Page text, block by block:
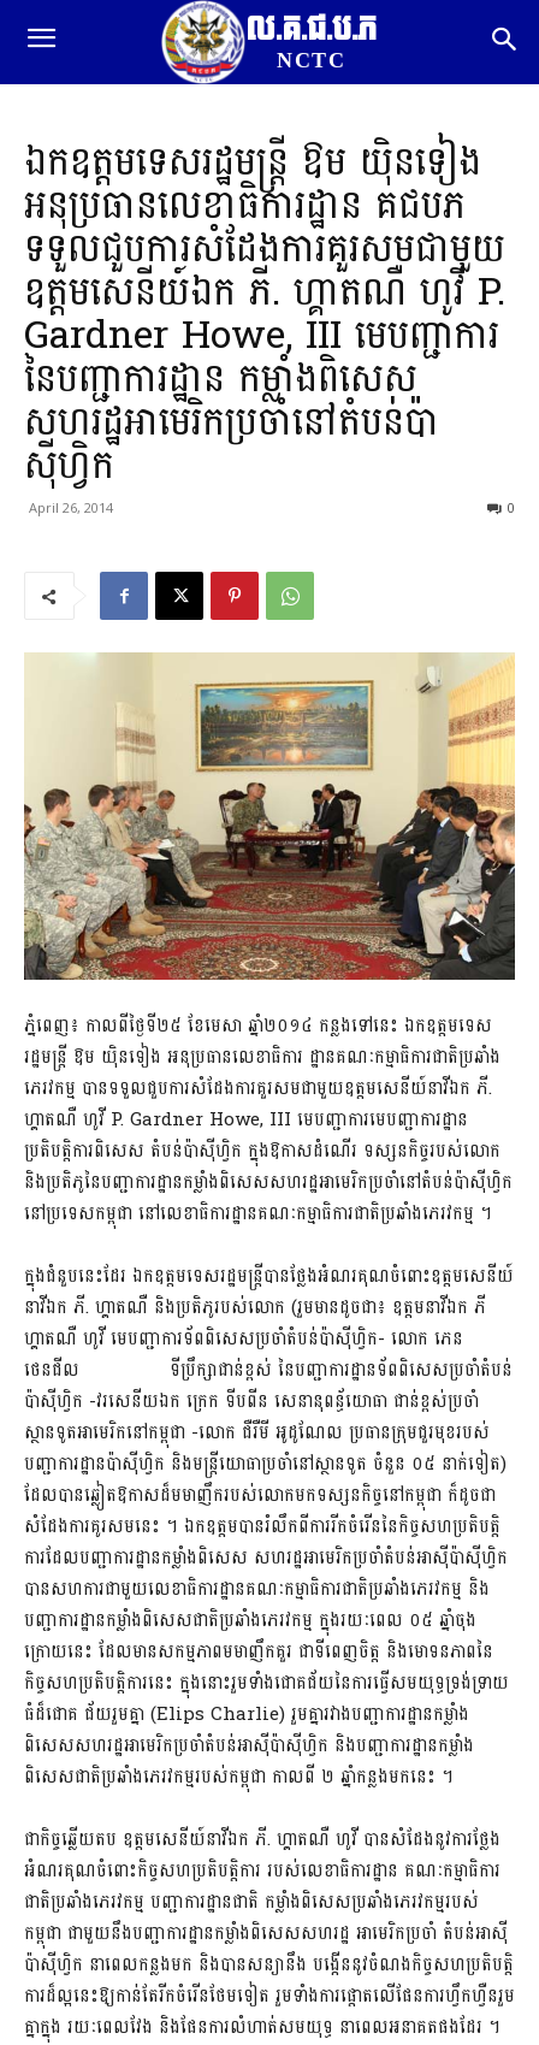
ល.គ.ជ.ប.ភ
NCTC
ឯកឧត្តមទេសរដ្ឋមន្រ្តី ឱម យ៉ិនទៀង
អនុប្រធានលេខាធិការដ្ឋាន គជបភ
ទទួលជួបការសំដែងការគួរសមជាមួយ
ឧត្តមសេនីយ៍ឯក ភី. ហ្គាតណឺ ហូវី P.
Gardner Howe, III មេបញ្ជាការ
នៃបញ្ជាការដ្ឋាន កម្លាំងពិសេស
សហរដ្ឋអាមេរិកប្រចាំនៅតំបន់ប៉ា
ស៊ីហ្វិក
April 26, 2014 0
ភ្នំពេញ៖ កាលពីថ្ងៃទី២៥ ខែមេសា ឆ្នាំ២០១៤ កន្លងទៅនេះ ឯកឧត្តមទេស
រដ្ឋមន្រ្តី ឱម យ៉ិនទៀង អនុប្រធានលេខាធិការ ដ្ឋានគណៈកម្មាធិការជាតិប្រឆាំង
ភេរវកម្ម បានទទួលជួបការសំដែងការគួរសមជាមួយឧត្តមសេនីយ៍នាវីឯក ភី.
ហ្គាតណឺ ហូវី P. Gardner Howe, III មេបញ្ជាការមេបញ្ជាការដ្ឋាន
ប្រតិបត្តិការពិសេស តំបន់ប៉ាស៊ីហ្វិក ក្នុងឱកាសដំណើរ ទស្សនកិច្ចរបស់លោក
និងប្រតិភូនៃបញ្ជាការដ្ឋានកម្លាំងពិសេសសហរដ្ឋអាមេរិកប្រចាំនៅតំបន់ប៉ាស៊ីហ្វិក
នៅប្រទេសកម្ពុជា នៅលេខាធិការដ្ឋានគណៈកម្មាធិការជាតិប្រឆាំងភេរវកម្ម ។
ក្នុងជំនួបនេះដែរ ឯកឧត្តមទេសរដ្ឋមន្រ្តីបានថ្លែងអំណរគុណចំពោះឧត្តមសេនីយ៍
នាវីឯក ភី. ហ្គាតណឺ និងប្រតិភូរបស់លោក (រួមមានដូចជា៖ ឧត្តមនាវីឯក ភី
ហ្គាតណឺ ហូវី មេបញ្ជាការទ័ពពិសេសប្រចាំតំបន់ប៉ាស៊ីហ្វិក- លោក ភេន
ថេនជីល ទីប្រឹក្សាជាន់ខ្ពស់ នៃបញ្ជាការដ្ឋានទ័ពពិសេសប្រចាំតំបន់
ប៉ាស៊ីហ្វិក -វរសេនីយឯក ក្រេក ទីបពីន សេនានុពន្ធ័យោធា ជាន់ខ្ពស់ប្រចាំ
ស្ថានទូតអាមេរិកនៅកម្ពុជា -លោក ជឺរឺមី អូដូណែល ប្រធានក្រុមជួរមុខរបស់
បញ្ជាការដ្ឋានប៉ាស៊ីហ្វិក និងមន្រ្តីយោធាប្រចាំនៅស្ថានទូត ចំនួន ០៥ នាក់ទៀត)
ដែលបានឆ្លៀតឱកាសដ៏មមាញឹករបស់លោកមកទស្សនកិច្ចនៅកម្ពុជា ក៏ដូចជា
សំដែងការគូរសមនេះ ។ ឯកឧត្តមបានរំលឹកពីការរីកចំរើននៃកិច្ចសហប្រតិបត្តិ
ការដែលបញ្ជាការដ្ឋានកម្លាំងពិសេស សហរដ្ឋអាមេរិកប្រចាំតំបន់អាស៊ីប៉ាស៊ីហ្វិក
បានសហការជាមួយលេខាធិការដ្ឋានគណៈកម្មាធិការជាតិប្រឆាំងភេរវកម្ម និង
បញ្ជាការដ្ឋានកម្លាំងពិសេសជាតិប្រឆាំងភេរវកម្ម ក្នុងរយៈពេល ០៥ ឆ្នាំចុង
ក្រោយនេះ ដែលមានសកម្មភាពមមាញឹកគួរ ជាទីពេញចិត្ត និងមោទនភាពនៃ
កិច្ចសហប្រតិបត្តិការនេះ ក្នុងនោះរួមទាំងជោគជ័យនៃការធ្វើសមយុទ្ធទ្រង់ទ្រាយ
ធំដ៏ជោគ ជ័យរួមគ្នា (Elips Charlie) រួមគ្នារវាងបញ្ជាការដ្ឋានកម្លាំង
ពិសេសសហរដ្ឋអាមេរិកប្រចាំតំបន់អាស៊ីប៉ាស៊ីហ្វិក និងបញ្ជាការដ្ឋានកម្លាំង
ពិសេសជាតិប្រឆាំងភេរវកម្មរបស់កម្ពុជា កាលពី ២ ឆ្នាំកន្លងមកនេះ ។
ជាកិច្ចឆ្លើយតប ឧត្តមសេនីយ៍នាវីឯក ភី. ហ្គាតណឺ ហូវី បានសំដែងនូវការថ្លែង
អំណរគុណចំពោះកិច្ចសហប្រតិបត្តិការ របស់លេខាធិការដ្ឋាន គណៈកម្មាធិការ
ជាតិប្រឆាំងភេរវកម្ម បញ្ជាការដ្ឋានជាតិ កម្លាំងពិសេសប្រឆាំងភេរវកម្មរបស់
កម្ពុជា ជាមួយនឹងបញ្ជាការដ្ឋានកម្លាំងពិសេសសហរដ្ឋ អាមេរិកប្រចាំ តំបន់អាស៊ី
ប៉ាស៊ីហ្វិក នាពេលកន្លងមក និងបានសន្យានឹង បង្កើននូវចំណងកិច្ចសហប្រតិបត្តិ
ការដ៏ល្អនេះឱ្យកាន់តែរីកចំរើនថែមទៀត រួមទាំងការផ្តោតលើផែនការហ្វឹកហ្វឺនរួម
គ្នាក្នុង រយៈពេលវែង និងផែនការលំហាត់សមយុទ្ធ នាពេលអនាគតផងដែរ ។